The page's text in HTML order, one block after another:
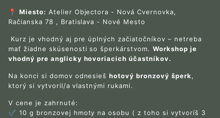
📍 Miesto: Atelier Objectora - Nová Cvernovka,
Račianska 78 , Bratislava - Nové Mesto
Kurz je vhodný aj pre úplných začiatočníkov – netreba
mať žiadne skúsenosti so šperkárstvom.Workshop je
vhodný pre anglicky hovoriacich účastníkov.
Na konci si domov odnesiešhotový bronzový šperk,
ktorý si vytvoril/a vlastnými rukami.
V cene je zahrnuté:
✔ 10 g bronzovej hmoty na osobu ( z toho si vytvoríš 3